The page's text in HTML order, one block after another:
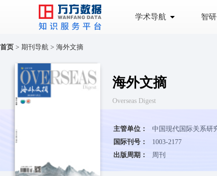
学术导航 智
首页 > 期刊导航 > 海外文摘
海外文摘
Overseas Digest
主管单位：
中国现代国际关系研
国际刊号：
1003-2177
出版周期：
周刊